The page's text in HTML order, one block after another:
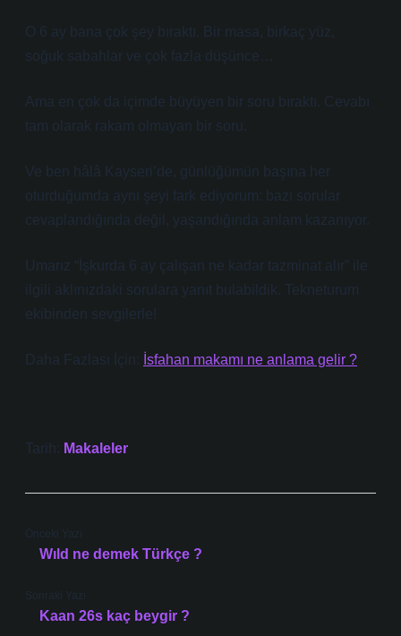
O 6 ay bana çok şey bıraktı. Bir masa, birkaç yüz,
soğuk sabahlar ve çok fazla düşünce…
Ama en çok da içimde büyüyen bir soru bıraktı. Cevabı
tam olarak rakam olmayan bir soru.
Ve ben hâlâ Kayseri’de, günlüğümün başına her
oturduğumda aynı şeyi fark ediyorum: bazı sorular
cevaplandığında değil, yaşandığında anlam kazanıyor.
Umarız “İşkurda 6 ay çalışan ne kadar tazminat alır” ile
ilgili aklınızdaki sorulara yanıt bulabildik. Tekneturum
ekibinden sevgilerle!
Daha Fazlası İçin: İsfahan makamı ne anlama gelir ?
Tarih: Makaleler
Önceki Yazı
Wıld ne demek Türkçe ?
Sonraki Yazı
Kaan 26s kaç beygir ?